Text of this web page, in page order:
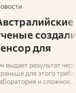
для
рыбы
выдает результат
для этого
и сложное